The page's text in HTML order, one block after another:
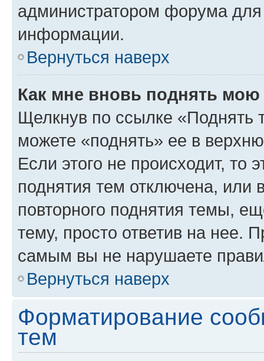
администратором форума
информации.
Вернуться наверх
Как мне вновь поднять мою
Щелкнув по ссылке «Поднять
можете «поднять» ее в
Если этого не происходит, то
поднятия тем отключена, или
повторного поднятия темы,
тему, просто ответив на нее.
самым вы не нарушаете
Вернуться наверх
Форматирование
тем